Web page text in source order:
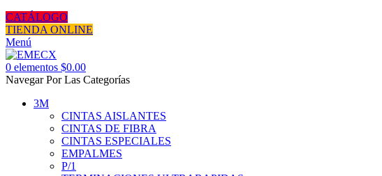
CATÁLOGO
TIENDA ONLINE
Menú
0 elementos $0.00
Navegar Por Las Categorías
3M
CINTAS AISLANTES
CINTAS DE FIBRA
CINTAS ESPECIALES
EMPALMES
P/1